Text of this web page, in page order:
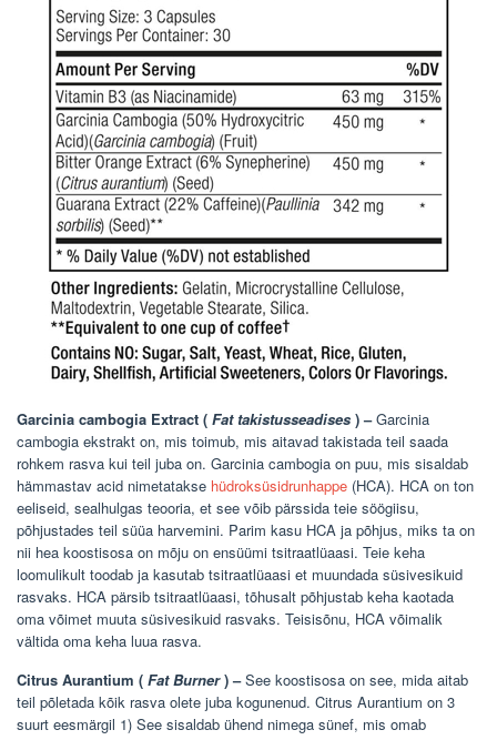
Garcinia cambogia Extract ( Fat takistusseadises ) –Garcinia
cambogia ekstrakt on, mis toimub, mis aitavad takistada teil saada
rohkem rasva kui teil juba on. Garcinia cambogia on puu, mis sisaldab
hämmastav acid nimetatakse hüdroksüsidrunhappe (HCA). HCA on ton
eeliseid, sealhulgas teooria, et see võib pärssida teie söögiisu,
põhjustades teil süüa harvemini. Parim kasu HCA ja põhjus, miks ta on
nii hea koostisosa on mõju on ensüümi tsitraatlüaasi. Teie keha
loomulikult toodab ja kasutab tsitraatlüaasi et muundada süsivesikuid
rasvaks. HCA pärsib tsitraatlüaasi, tõhusalt põhjustab keha kaotada
oma võimet muuta süsivesikuid rasvaks. Teisisõnu, HCA võimalik
vältida oma keha luua rasva.
Citrus Aurantium ( Fat Burner) –See koostisosa on see, mida aitab
teil põletada kõik rasva olete juba kogunenud. Citrus Aurantium on 3
suurt eesmärgil 1) See sisaldab ühend nimega sünef, mis omab